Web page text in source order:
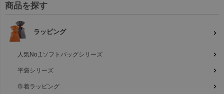
商品を探す
ラッピング
人気No,1ソフトバッグシリーズ
平袋シリーズ
巾着ラッピング